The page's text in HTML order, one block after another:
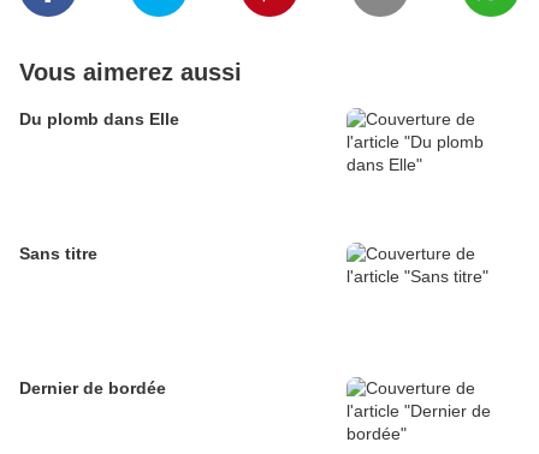
Vous aimerez aussi
Du plomb dans Elle
Sans titre
Dernier de bordée